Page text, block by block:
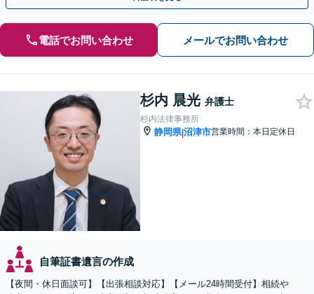
電話でお問い合わせ メールでお問い合わせ
杉内 晨光 弁護士
杉内法律事務所
静岡県|沼津市営業時間：本日定休日
自筆証書遺言の作成
【夜間・休日面談可】【出張相談対応】【メール24時間受付】相続や